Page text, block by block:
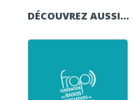
DÉCOUVREZ AUSSI…